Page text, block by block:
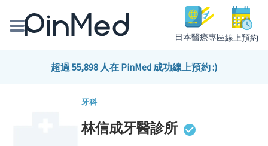
日本醫療專區線上預約
線上預約醫師、院所
超過 55,898 人在 PinMed 成功線上預約 :)
牙科
林信成牙醫診所